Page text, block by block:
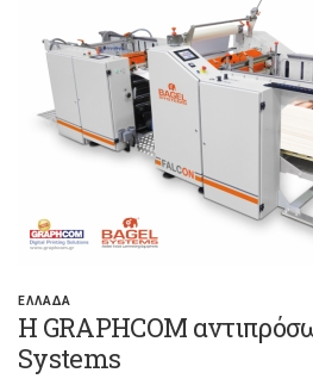
ΕΛΛΑΔΑ
H GRAPHCOM
Systems